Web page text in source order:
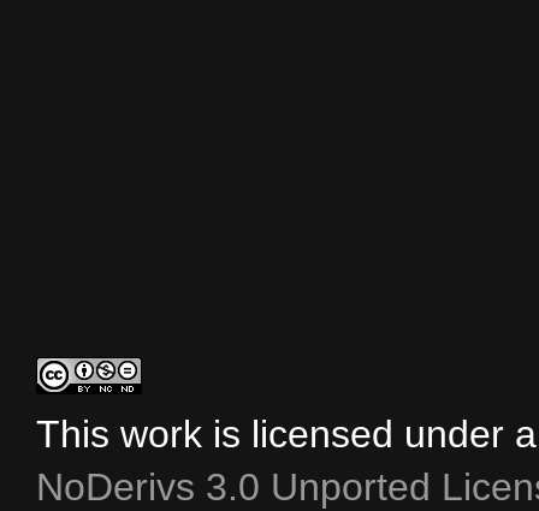
This work is licensed under
NoDerivs 3.0 Unported